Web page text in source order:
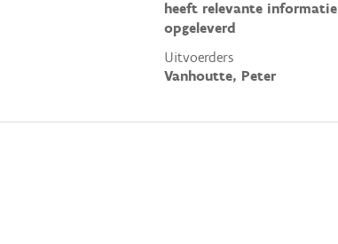
heeft relevante informatie
opgeleverd
Uitvoerders
Vanhoutte, Peter